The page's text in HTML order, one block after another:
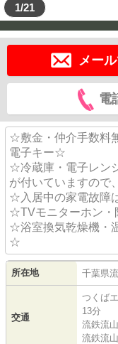
1/21
メー
電
☆敷金・仲介手数料
電子キー☆
☆冷蔵庫・電子レン
が付いていますので
☆入居中の家電故障
☆TVモニターホン・
☆浴室換気乾燥機・
☆
所在地 千葉県
交通
つくば
13分
流鉄流
流鉄流